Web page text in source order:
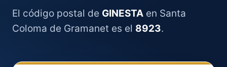
El código postal de GINESTA en Santa
Coloma de Gramanet es el 8923.